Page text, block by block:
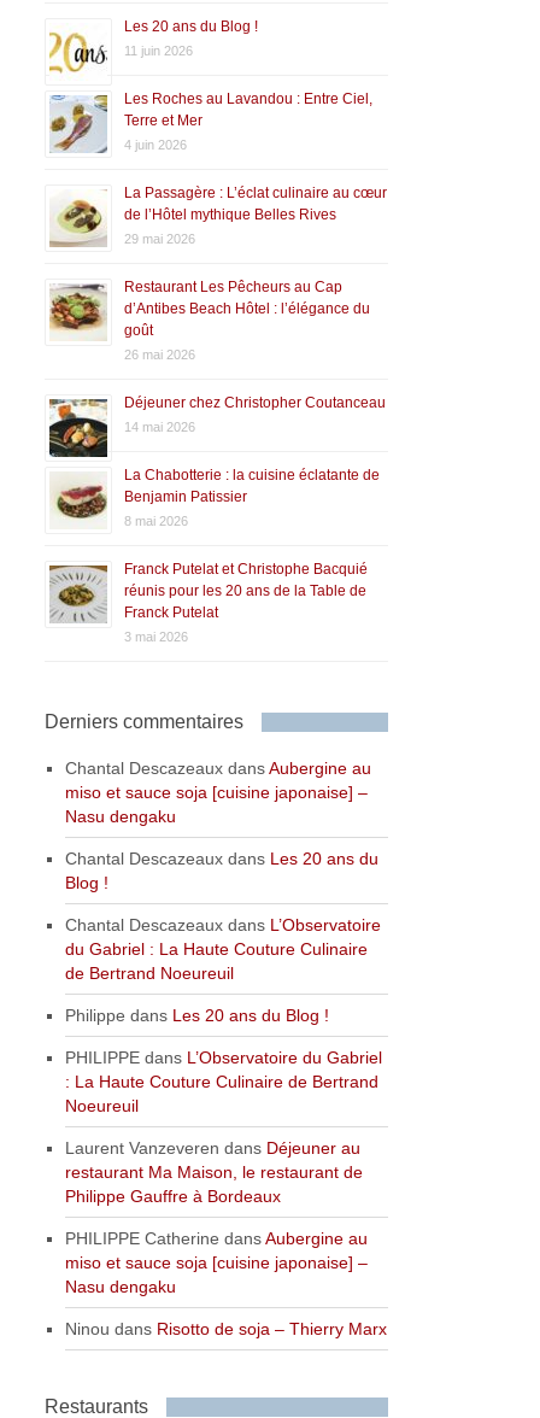
Les 20 ans du Blog !
11 juin 2026
Les Roches au Lavandou : Entre Ciel,
Terre et Mer
4 juin 2026
La Passagère : L’éclat culinaire au cœur
de l’Hôtel mythique Belles Rives
29 mai 2026
Restaurant Les Pêcheurs au Cap
d’Antibes Beach Hôtel : l’élégance du
goût
26 mai 2026
Déjeuner chez Christopher Coutanceau
14 mai 2026
La Chabotterie : la cuisine éclatante de
Benjamin Patissier
8 mai 2026
Franck Putelat et Christophe Bacquié
réunis pour les 20 ans de la Table de
Franck Putelat
3 mai 2026
Derniers commentaires
Chantal Descazeaux dansAubergine au
miso et sauce soja [cuisine japonaise] –
Nasu dengaku
Chantal Descazeaux dans Les 20 ans du
Blog !
Chantal Descazeaux dans L’Observatoire
du Gabriel : La Haute Couture Culinaire
de Bertrand Noeureuil
Philippe dans Les 20 ans du Blog !
PHILIPPE dans L’Observatoire du Gabriel
: La Haute Couture Culinaire de Bertrand
Noeureuil
Laurent Vanzeveren dans Déjeuner au
restaurant Ma Maison, le restaurant de
Philippe Gauffre à Bordeaux
PHILIPPE Catherine dansAubergine au
miso et sauce soja [cuisine japonaise] –
Nasu dengaku
Ninou dans Risotto de soja – Thierry Marx
Restaurants